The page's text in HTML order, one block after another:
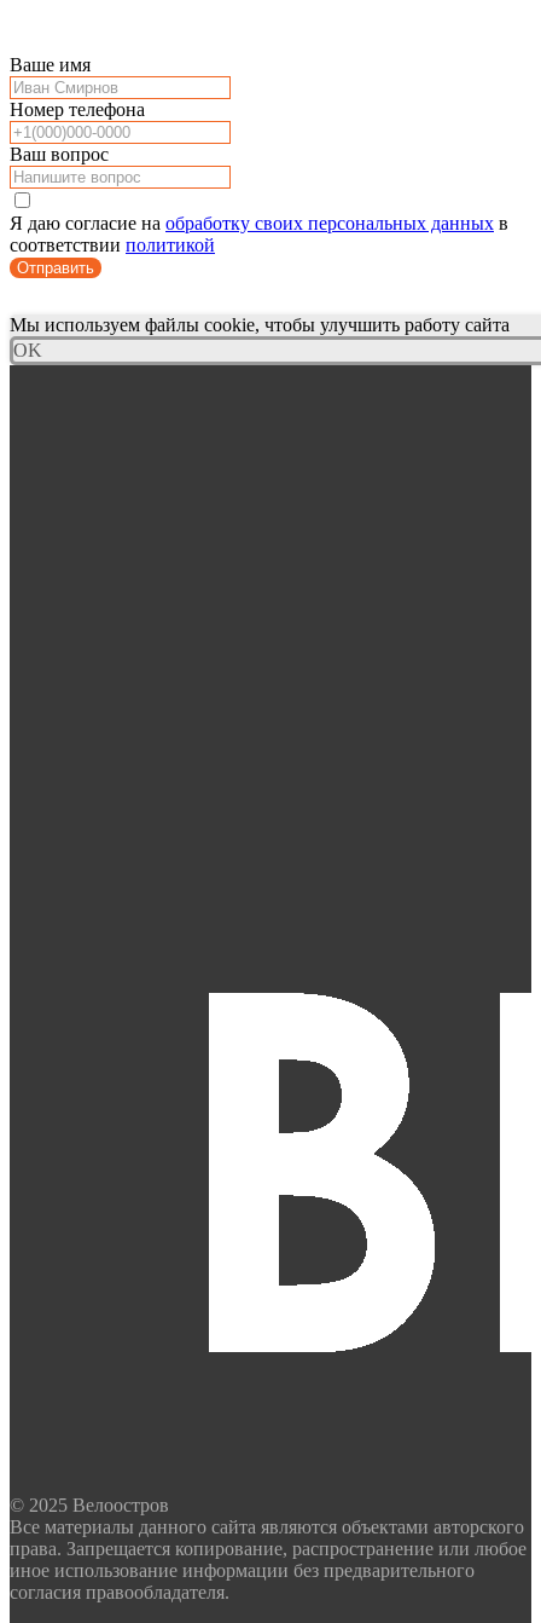
Ваше имя
Номер телефона
Ваш вопрос
Я даю согласие на обработку своих персональных данных в
соответствии политикой
Отправить
Мы используем файлы cookie, чтобы улучшить работу сайта
OK
© 2025 Велоостров
Все материалы данного сайта являются объектами авторского
права. Запрещается копирование, распространение или любое
иное использование информации без предварительного
согласия правообладателя.